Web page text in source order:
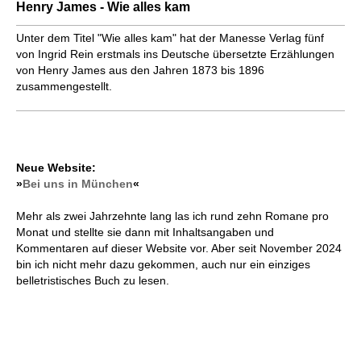
Henry James - Wie alles kam
Unter dem Titel "Wie alles kam" hat der Manesse Verlag fünf
von Ingrid Rein erstmals ins Deutsche übersetzte Erzählungen
von Henry James aus den Jahren 1873 bis 1896
zusammengestellt.
Neue Website:
»Bei uns in München«
Mehr als zwei Jahrzehnte lang las ich rund zehn Romane pro
Monat und stellte sie dann mit Inhaltsangaben und
Kommentaren auf dieser Website vor. Aber seit November 2024
bin ich nicht mehr dazu gekommen, auch nur ein einziges
belletristisches Buch zu lesen.